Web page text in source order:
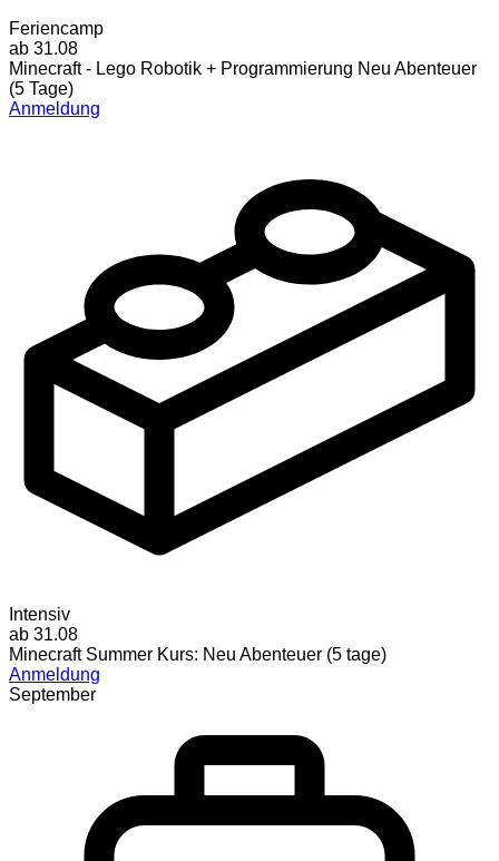
Feriencamp
ab 31.08
Minecraft - Lego Robotik + Programmierung Neu Abenteuer
(5 Tage)
Anmeldung
Intensiv
ab 31.08
Minecraft Summer Kurs: Neu Abenteuer (5 tage)
Anmeldung
September